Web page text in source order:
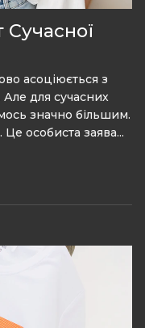
асоціюється з
для сучасних
значно більшим.
особиста заява...